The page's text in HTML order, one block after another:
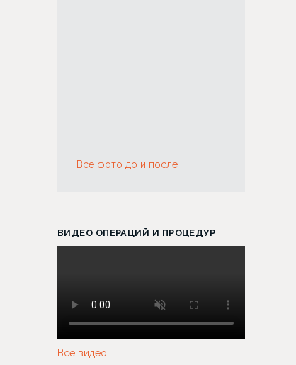
Все фото до и после
ВИДЕО ОПЕРАЦИЙ И ПРОЦЕДУР
Все видео